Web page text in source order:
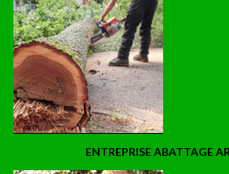
ENTREPRISE ABATTAGE